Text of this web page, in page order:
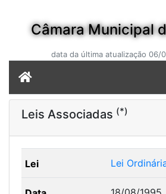
Câmara Municipal
data da última atualização 06/
Leis Associadas (*)
Lei